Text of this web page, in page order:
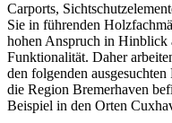
Carports,
Sie in führenden
hohen Anspruch in
Funktionalität. Daher
den folgenden
die Region Bremerhaven
Beispiel in den Orten